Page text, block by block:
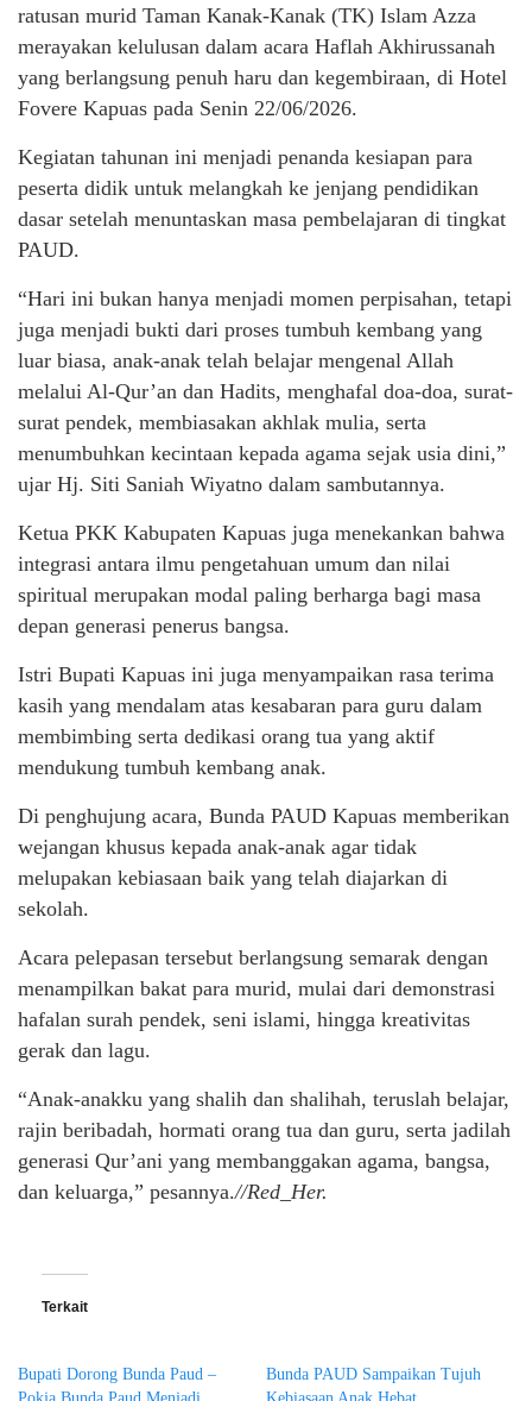
ratusan murid Taman Kanak-Kanak (TK) Islam Azza
merayakan kelulusan dalam acara Haflah Akhirussanah
yang berlangsung penuh haru dan kegembiraan, di Hotel
Fovere Kapuas pada Senin 22/06/2026.
Kegiatan tahunan ini menjadi penanda kesiapan para
peserta didik untuk melangkah ke jenjang pendidikan
dasar setelah menuntaskan masa pembelajaran di tingkat
PAUD.
“Hari ini bukan hanya menjadi momen perpisahan, tetapi
juga menjadi bukti dari proses tumbuh kembang yang
luar biasa, anak-anak telah belajar mengenal Allah
melalui Al-Qur’an dan Hadits, menghafal doa-doa, surat-
surat pendek, membiasakan akhlak mulia, serta
menumbuhkan kecintaan kepada agama sejak usia dini,”
ujar Hj. Siti Saniah Wiyatno dalam sambutannya.
Ketua PKK Kabupaten Kapuas juga menekankan bahwa
integrasi antara ilmu pengetahuan umum dan nilai
spiritual merupakan modal paling berharga bagi masa
depan generasi penerus bangsa.
Istri Bupati Kapuas ini juga menyampaikan rasa terima
kasih yang mendalam atas kesabaran para guru dalam
membimbing serta dedikasi orang tua yang aktif
mendukung tumbuh kembang anak.
Di penghujung acara, Bunda PAUD Kapuas memberikan
wejangan khusus kepada anak-anak agar tidak
melupakan kebiasaan baik yang telah diajarkan di
sekolah.
Acara pelepasan tersebut berlangsung semarak dengan
menampilkan bakat para murid, mulai dari demonstrasi
hafalan surah pendek, seni islami, hingga kreativitas
gerak dan lagu.
“Anak-anakku yang shalih dan shalihah, teruslah belajar,
rajin beribadah, hormati orang tua dan guru, serta jadilah
generasi Qur’ani yang membanggakan agama, bangsa,
dan keluarga,” pesannya.//Red_Her.
Terkait
Bupati Dorong Bunda Paud –
Bunda PAUD Sampaikan Tujuh